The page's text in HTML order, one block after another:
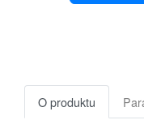
O produktu